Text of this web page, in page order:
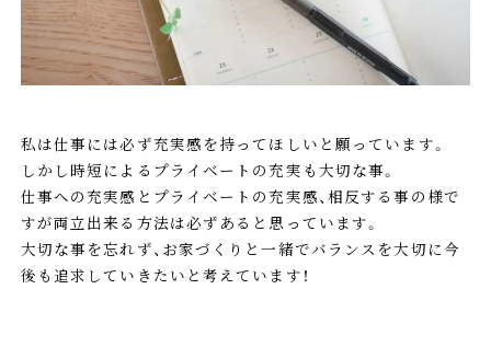
私は仕事には必ず充実感を持ってほしいと願っています。
しかし時短によるプライベートの充実も大切な事。
仕事への充実感とプライベートの充実感、相反する事の様で
すが両立出来る方法は必ずあると思っています。
大切な事を忘れず、お家づくりと一緒でバランスを大切に今
後も追求していきたいと考えています！